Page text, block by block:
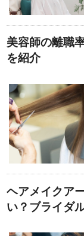
美容師の離職
を紹介
ヘアメイクア
い？ブライダ